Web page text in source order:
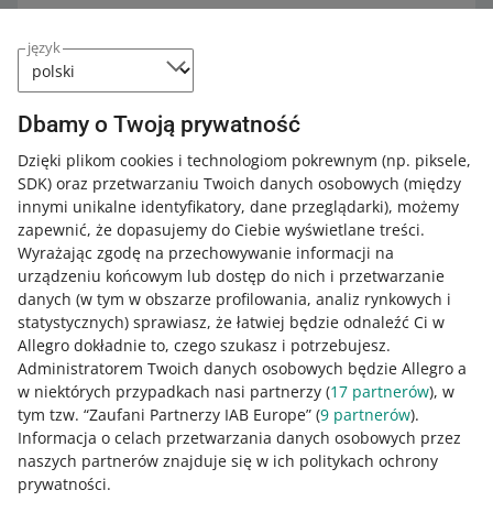
język
Dbamy o Twoją prywatność
Dzięki plikom cookies i technologiom pokrewnym (np. piksele,
SDK) oraz przetwarzaniu Twoich danych osobowych (między
innymi unikalne identyfikatory, dane przeglądarki), możemy
zapewnić, że dopasujemy do Ciebie wyświetlane treści.
Wyrażając zgodę na przechowywanie informacji na
urządzeniu końcowym lub dostęp do nich i przetwarzanie
danych (w tym w obszarze profilowania, analiz rynkowych i
statystycznych) sprawiasz, że łatwiej będzie odnaleźć Ci w
Allegro dokładnie to, czego szukasz i potrzebujesz.
Administratorem Twoich danych osobowych będzie Allegro a
w niektórych przypadkach nasi partnerzy (17 partnerów), w
tym tzw. “Zaufani Partnerzy IAB Europe” (9 partnerów).
Informacja o celach przetwarzania danych osobowych przez
naszych partnerów znajduje się w ich politykach ochrony
prywatności.
Jak ustawić godziny wysyłki tego samego
dnia dla nowych metod
Godziny wysyłki tego samego dnia ustawisz osobno dla
każdego z przewoźników w zakładceUstawienia godzin
składania zamówieńw sekcji Pozostali przewoźnicy.
Zobacz szczegóły
Dla metod, które obsługuje Poczta Polska – weźmiemy
pod uwagę tak jak do tej pory godziny, które ustawisz
w wierszuPacketa / Zásilkovna .
Dla metod, które obsługuje ORLEN Paczka – weźmiemy
pod uwagę godziny, które ustawisz w wierszuORLEN
Paczka.
Jak oceniasz te zmiany/nowości?
0 - Porażka
10 - Rewelacja
0 1 2 3 4 5 6